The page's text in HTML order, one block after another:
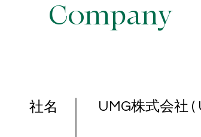
Company
社名 UMG株式会社 (